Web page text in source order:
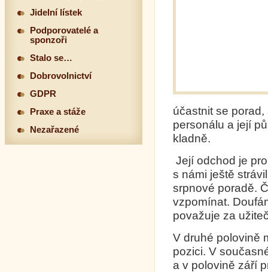
účastnit se
personálu a její
kladně.
Její odchod je
s námi ještě
srpnové poradě.
vzpomínat.
považuje za
V druhé polovině
pozici. V
a v polovině září
Jidelní lístek
Podporovatelé a
sponzoři
Stalo se…
Dobrovolnictví
GDPR
Praxe a stáže
Nezařazené